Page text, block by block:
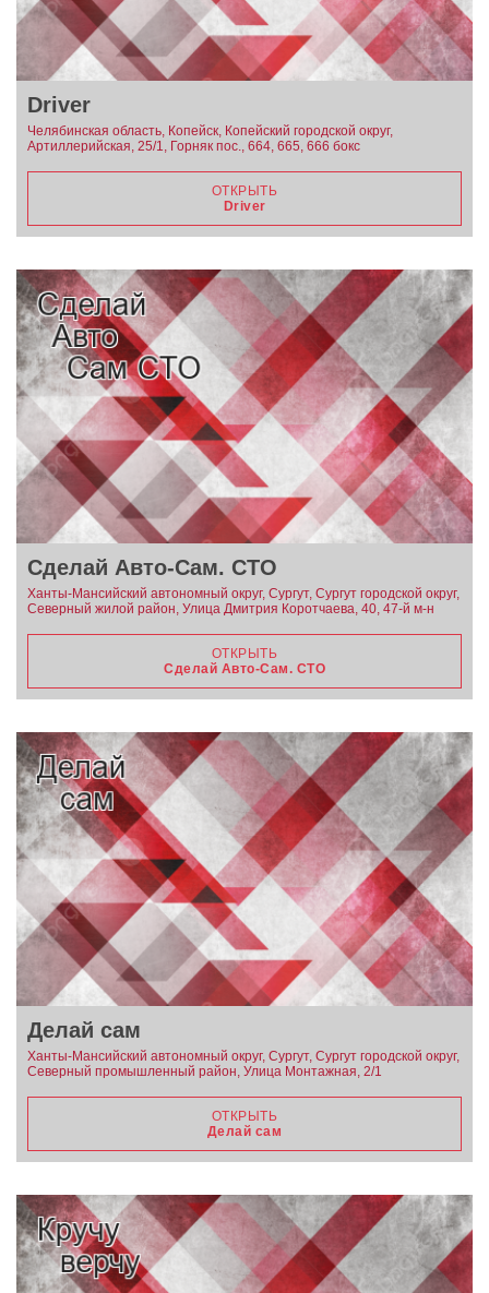
Driver
Челябинская область, Копейск, Копейский городской округ,
Артиллерийская, 25/1, Горняк пос., 664, 665, 666 бокс
ОТКРЫТЬ
Driver
Сделай Авто-Сам. СТО
Ханты-Мансийский автономный округ, Сургут, Сургут городской округ,
Северный жилой район, Улица Дмитрия Коротчаева, 40, 47-й м-н
ОТКРЫТЬ
Сделай Авто-Сам. СТО
Делай сам
Ханты-Мансийский автономный округ, Сургут, Сургут городской округ,
Северный промышленный район, Улица Монтажная, 2/1
ОТКРЫТЬ
Делай сам